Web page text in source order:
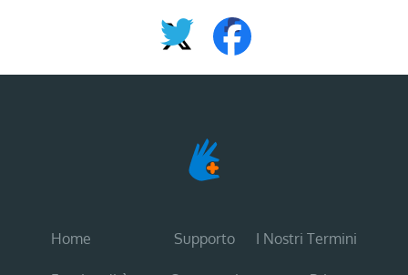
Home Supporto I Nostri Termini